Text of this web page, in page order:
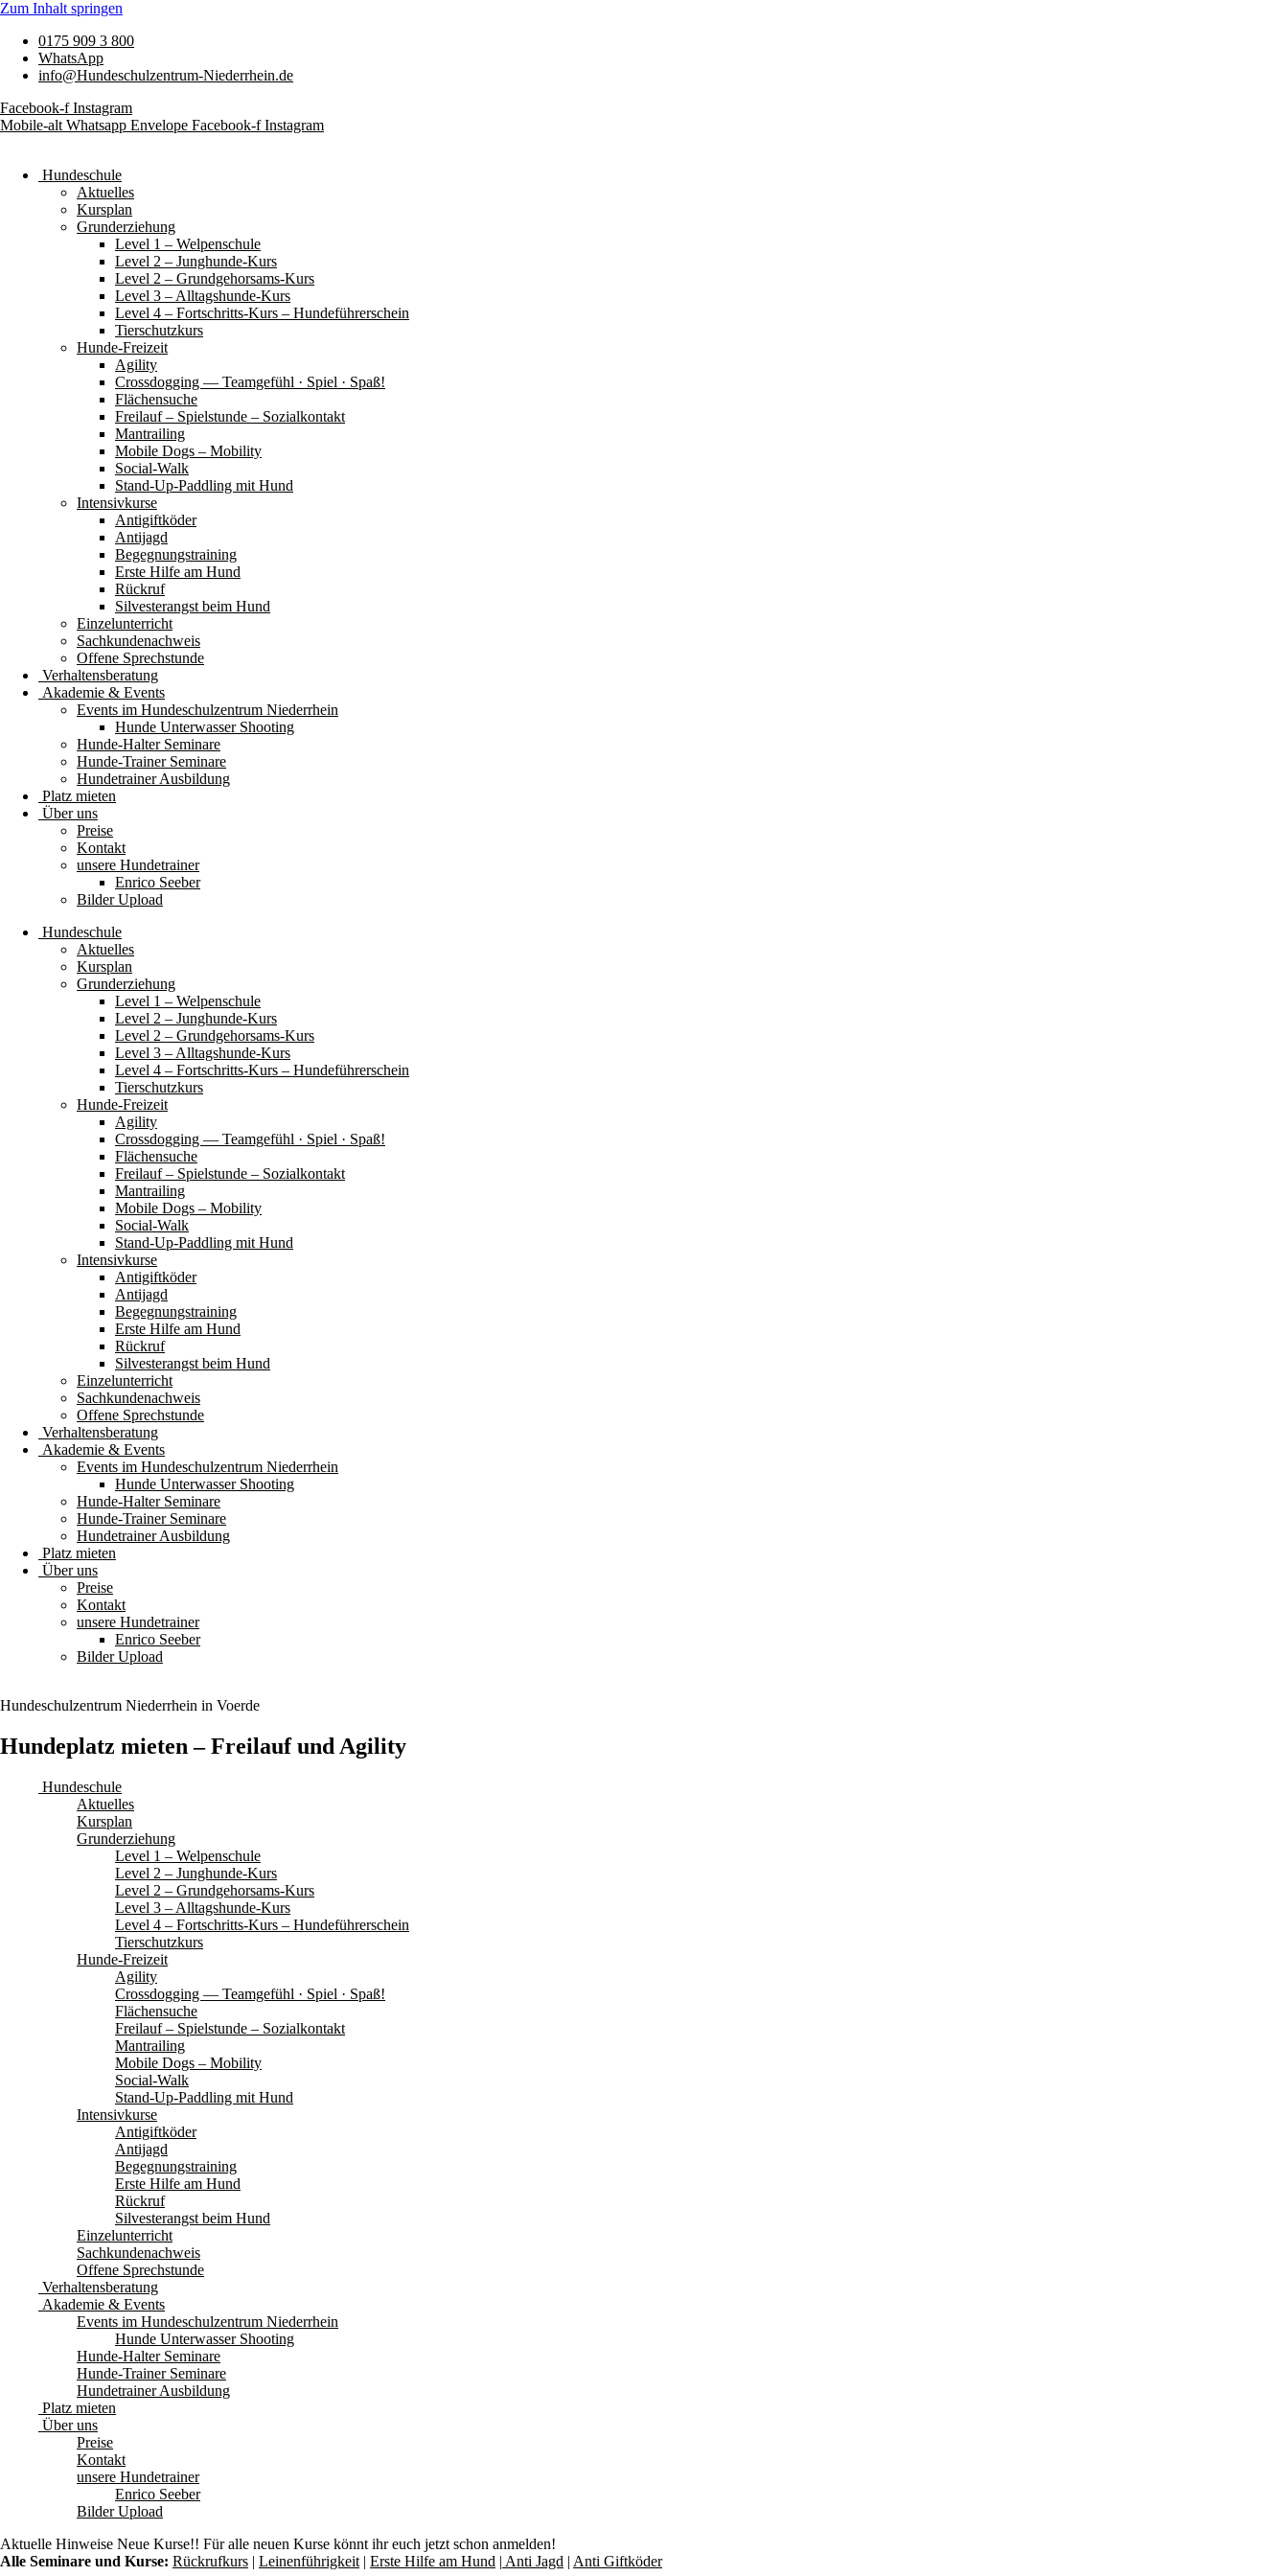
Zum Inhalt springen
0175 909 3 800
WhatsApp
info@Hundeschulzentrum-Niederrhein.de
Facebook-f Instagram
Mobile-alt Whatsapp Envelope Facebook-f Instagram
Hundeschule
Aktuelles
Kursplan
Grunderziehung
Level 1 – Welpenschule
Level 2 – Junghunde-Kurs
Level 2 – Grundgehorsams-Kurs
Level 3 – Alltagshunde-Kurs
Level 4 – Fortschritts-Kurs – Hundeführerschein
Tierschutzkurs
Hunde-Freizeit
Agility
Crossdogging — Teamgefühl · Spiel · Spaß!
Flächensuche
Freilauf – Spielstunde – Sozialkontakt
Mantrailing
Mobile Dogs – Mobility
Social-Walk
Stand-Up-Paddling mit Hund
Intensivkurse
Antigiftköder
Antijagd
Begegnungstraining
Erste Hilfe am Hund
Rückruf
Silvesterangst beim Hund
Einzelunterricht
Sachkundenachweis
Offene Sprechstunde
Verhaltensberatung
Akademie & Events
Events im Hundeschulzentrum Niederrhein
Hunde Unterwasser Shooting
Hunde-Halter Seminare
Hunde-Trainer Seminare
Hundetrainer Ausbildung
Platz mieten
Über uns
Preise
Kontakt
unsere Hundetrainer
Enrico Seeber
Bilder Upload
Hundeschule
Aktuelles
Kursplan
Grunderziehung
Level 1 – Welpenschule
Level 2 – Junghunde-Kurs
Level 2 – Grundgehorsams-Kurs
Level 3 – Alltagshunde-Kurs
Level 4 – Fortschritts-Kurs – Hundeführerschein
Tierschutzkurs
Hunde-Freizeit
Agility
Crossdogging — Teamgefühl · Spiel · Spaß!
Flächensuche
Freilauf – Spielstunde – Sozialkontakt
Mantrailing
Mobile Dogs – Mobility
Social-Walk
Stand-Up-Paddling mit Hund
Intensivkurse
Antigiftköder
Antijagd
Begegnungstraining
Erste Hilfe am Hund
Rückruf
Silvesterangst beim Hund
Einzelunterricht
Sachkundenachweis
Offene Sprechstunde
Verhaltensberatung
Akademie & Events
Events im Hundeschulzentrum Niederrhein
Hunde Unterwasser Shooting
Hunde-Halter Seminare
Hunde-Trainer Seminare
Hundetrainer Ausbildung
Platz mieten
Über uns
Preise
Kontakt
unsere Hundetrainer
Enrico Seeber
Bilder Upload
Hundeschulzentrum Niederrhein in Voerde
Hundeplatz mieten – Freilauf und Agility
Hundeschule
Aktuelles
Kursplan
Grunderziehung
Level 1 – Welpenschule
Level 2 – Junghunde-Kurs
Level 2 – Grundgehorsams-Kurs
Level 3 – Alltagshunde-Kurs
Level 4 – Fortschritts-Kurs – Hundeführerschein
Tierschutzkurs
Hunde-Freizeit
Agility
Crossdogging — Teamgefühl · Spiel · Spaß!
Flächensuche
Freilauf – Spielstunde – Sozialkontakt
Mantrailing
Mobile Dogs – Mobility
Social-Walk
Stand-Up-Paddling mit Hund
Intensivkurse
Antigiftköder
Antijagd
Begegnungstraining
Erste Hilfe am Hund
Rückruf
Silvesterangst beim Hund
Einzelunterricht
Sachkundenachweis
Offene Sprechstunde
Verhaltensberatung
Akademie & Events
Events im Hundeschulzentrum Niederrhein
Hunde Unterwasser Shooting
Hunde-Halter Seminare
Hunde-Trainer Seminare
Hundetrainer Ausbildung
Platz mieten
Über uns
Preise
Kontakt
unsere Hundetrainer
Enrico Seeber
Bilder Upload
Aktuelle Hinweise Neue Kurse!! Für alle neuen Kurse könnt ihr euch jetzt schon anmelden!
Alle Seminare und Kurse: Rückrufkurs | Leinenführigkeit | Erste Hilfe am Hund | Anti Jagd | Anti Giftköder